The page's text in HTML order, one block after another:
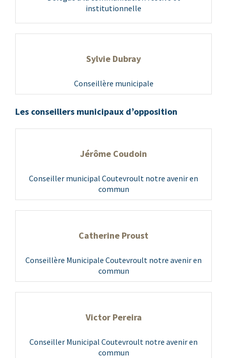
institutionnelle
Sylvie Dubray
Conseillère municipale
Les conseillers municipaux d’opposition
Jérôme Coudoin
Conseiller municipal Coutevroult notre avenir en
commun
Catherine Proust
Conseillère Municipale Coutevroult notre avenir en
commun
Victor Pereira
Conseiller Municipal Coutevroult notre avenir en
commun